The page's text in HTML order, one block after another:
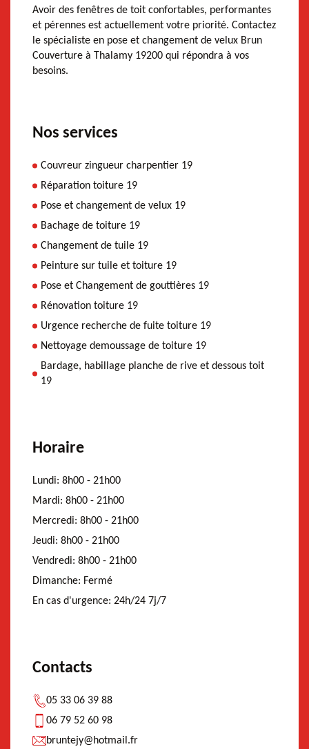
Avoir des fenêtres de toit confortables, performantes
et pérennes est actuellement votre priorité. Contactez
le spécialiste en pose et changement de velux Brun
Couverture à Thalamy 19200 qui répondra à vos
besoins.
Nos services
Couvreur zingueur charpentier 19
Réparation toiture 19
Pose et changement de velux 19
Bachage de toiture 19
Changement de tuile 19
Peinture sur tuile et toiture 19
Pose et Changement de gouttières 19
Rénovation toiture 19
Urgence recherche de fuite toiture 19
Nettoyage demoussage de toiture 19
Bardage, habillage planche de rive et dessous toit
19
Horaire
Lundi: 8h00 - 21h00
Mardi: 8h00 - 21h00
Mercredi: 8h00 - 21h00
Jeudi: 8h00 - 21h00
Vendredi: 8h00 - 21h00
Dimanche: Fermé
En cas d'urgence: 24h/24 7j/7
Contacts
05 33 06 39 88
06 79 52 60 98
bruntejy@hotmail.fr